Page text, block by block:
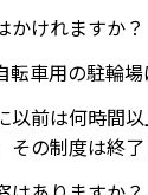
かけれますか？
転車用の駐輪
以前は何時間
その制度は終